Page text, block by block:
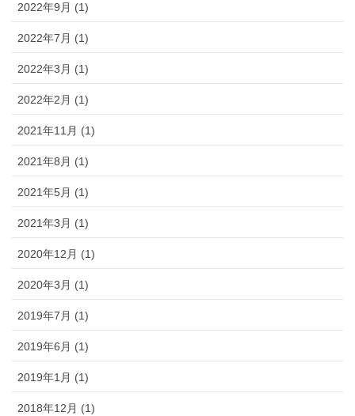
2022年9月 (1)
2022年7月 (1)
2022年3月 (1)
2022年2月 (1)
2021年11月 (1)
2021年8月 (1)
2021年5月 (1)
2021年3月 (1)
2020年12月 (1)
2020年3月 (1)
2019年7月 (1)
2019年6月 (1)
2019年1月 (1)
2018年12月 (1)